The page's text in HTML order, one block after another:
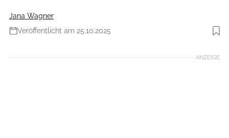
Jana Wagner
Veröffentlicht am 25.10.2025
Foto: dusanpetkovic / Getty Images
ANZEIGE